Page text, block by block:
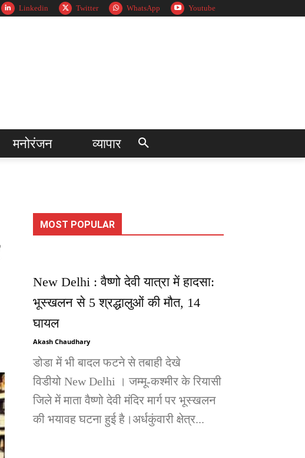
Linkedin Twitter WhatsApp Youtube
मनोरंजन व्यापार
MOST POPULAR
New Delhi : वैष्णो देवी यात्रा में हादसा:
भूस्खलन से 5 श्रद्धालुओं की मौत, 14
घायल
Akash Chaudhary
डोडा में भी बादल फटने से तबाही देखे
विडीयो New Delhi । जम्मू-कश्मीर के रियासी
जिले में माता वैष्णो देवी मंदिर मार्ग पर भूस्खलन
की भयावह घटना हुई है।अर्धकुंवारी क्षेत्र...